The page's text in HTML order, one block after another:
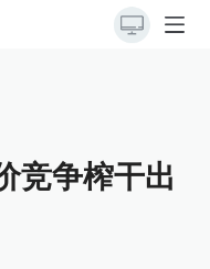
竞争榨干出